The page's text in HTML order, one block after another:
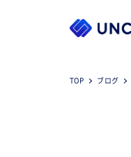
TOP ブログ